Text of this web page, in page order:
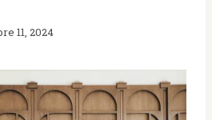
11, 2024